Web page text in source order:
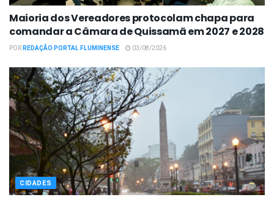
Maioria dos Vereadores protocolam chapa para
comandar a Câmara de Quissamã em 2027 e 2028
PORREDAÇÃO PORTAL FLUMINENSE 03/08/2026
CIDADES